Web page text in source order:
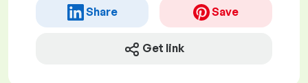
Share Save
Get link